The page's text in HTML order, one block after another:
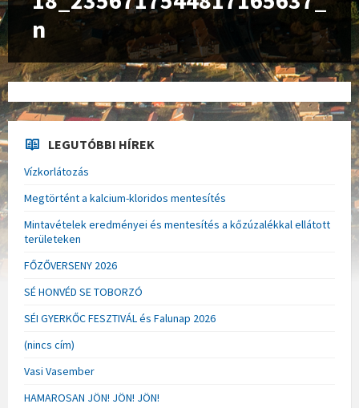
n
LEGUTÓBBI HÍREK
Vízkorlátozás
Megtörtént a kalcium-kloridos mentesítés
Mintavételek eredményei és mentesítés a kőzúzalékkal ellátott
területeken
FŐZŐVERSENY 2026
SÉ HONVÉD SE TOBORZÓ
SÉI GYERKŐC FESZTIVÁL és Falunap 2026
(nincs cím)
Vasi Vasember
HAMAROSAN JÖN! JÖN! JÖN!